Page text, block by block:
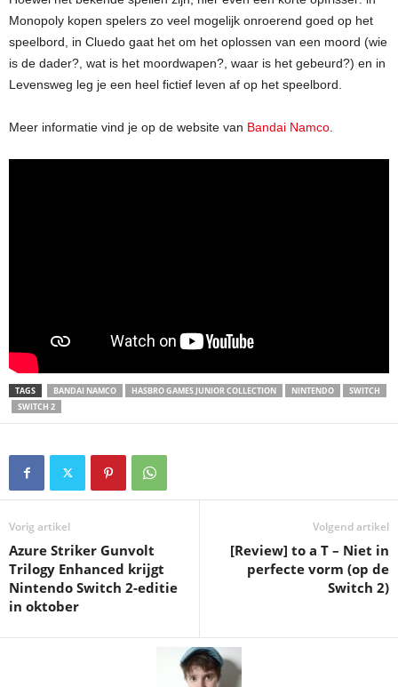
Monopoly kopen spelers zo veel mogelijk onroerend goed op het
speelbord, in Cluedo gaat het om het oplossen van een moord (wie
is de dader?, wat is het moordwapen?, waar is het gebeurd?) en in
Levensweg leg je een heel fictief leven af op het speelbord.
Meer informatie vind je op de website van Bandai Namco
TAGS BANDAI NAMCO HASBRO GAMES JUNIOR COLLECTION NINTENDO
SWITCH
SWITCH 2
Vorig artikel
Azure Striker Gunvolt
Trilogy Enhanced krijgt
Nintendo Switch 2-editie
in oktober
Volgend artikel
[Review] to a T – Niet in
perfecte vorm (op de
Switch 2)